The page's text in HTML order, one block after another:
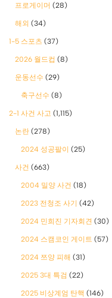
프로게이머 (28)
해외 (34)
1-5 스포츠 (37)
2026 월드컵 (8)
운동선수 (29)
축구선수 (8)
2-1 사건 사고 (1,115)
논란 (278)
2024 성공팔이 (25)
사건 (663)
2004 밀양 사건 (18)
2023 전청조 사기 (42)
2024 민희진 기자회견 (30)
2024 스캠코인 게이트 (57)
2024 쯔양 피해 (31)
2025 3대 특검 (22)
2025 비상계엄 탄핵 (146)